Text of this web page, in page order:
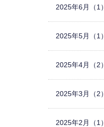
2025年6月（1）
2025年5月（1）
2025年4月（2）
2025年3月（2）
2025年2月（1）